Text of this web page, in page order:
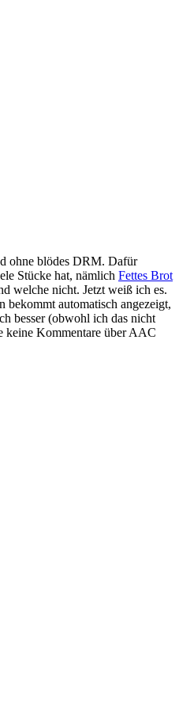
ohne blödes DRM. Dafür
Stücke hat, nämlich Fettes Brot
welche nicht. Jetzt weiß ich es.
bekommt automatisch angezeigt,
besser (obwohl ich das nicht
keine Kommentare überAAC